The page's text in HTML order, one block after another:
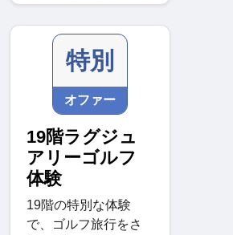
特別
オファー
19階ラグジュ
アリーゴルフ
体験
19階の特別な体験
で、ゴルフ旅行をさ